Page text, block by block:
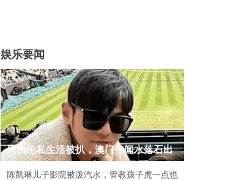
娱乐要闻
周杰伦私生活被扒，澳门传闻水落石出
陈凯琳儿子影院被泼汽水，管教孩子虎一点也